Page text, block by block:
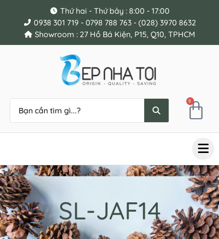
Thứ hai - Thứ bảy : 8:00 - 17:00
0938 301 719 - 0798 788 763 - (028) 3970 8632
Showroom : 27 Hồ Bá Kiện, P15, Q10, TPHCM
0
SL-JAF14